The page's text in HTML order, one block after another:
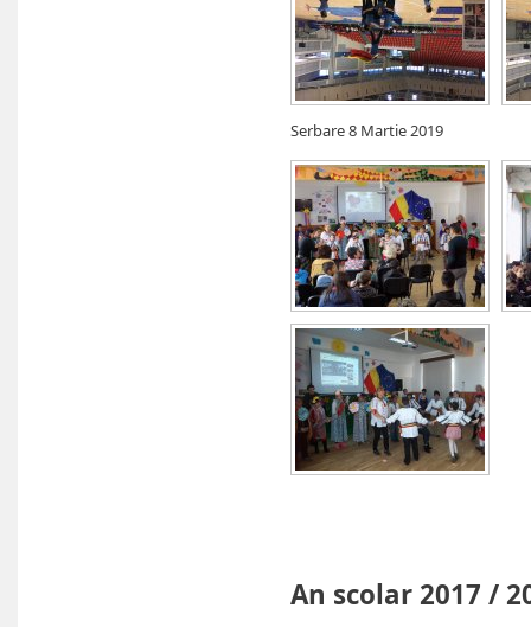
Serbare 8 Martie 2019
An scolar 2017 /